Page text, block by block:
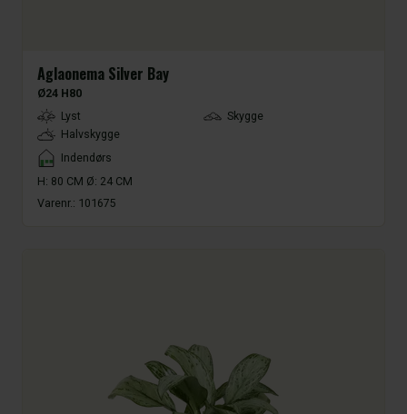
Aglaonema Silver Bay
Ø24 H80
LightType
Lyst
Skygge
Halvskygge
Placement
Indendørs
H: 80 CM Ø: 24 CM
Varenr.: 101675